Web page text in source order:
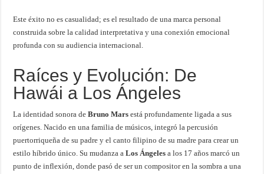
Este éxito no es casualidad; es el resultado de una marca personal
construida sobre la calidad interpretativa y una conexión emocional
profunda con su audiencia internacional.
Raíces y Evolución: De
Hawái a Los Ángeles
La identidad sonora deBruno Mars está profundamente ligada a sus
orígenes. Nacido en una familia de músicos, integró la percusión
puertorriqueña de su padre y el canto filipino de su madre para crear un
estilo híbrido único. Su mudanza aLos Ángeles a los 17 años marcó un
punto de inflexión, donde pasó de ser un compositor en la sombra a una